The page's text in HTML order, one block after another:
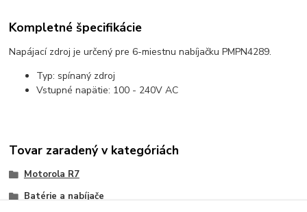
Kompletné špecifikácie
Napájací zdroj je určený pre 6-miestnu nabíjačku PMPN4289.
Typ: spínaný zdroj
Vstupné napätie: 100 - 240V AC
Tovar zaradený v kategóriách
Motorola R7
Batérie a nabíjače